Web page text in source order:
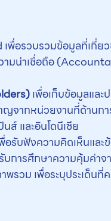
พื่อรวบรวมข้อมูลที่เกี่ย
ามน่าเชื่อถือ
เพื่อเก็บข้อมูลแล
จากหน่วยงานที่ด้านกา
ส์ และอินโดนีเซีย
อรับฟังความคิดเห็นและ
บการศึกษาความคุ้มค่าจ
รวม เพื่อระบุประเด็น